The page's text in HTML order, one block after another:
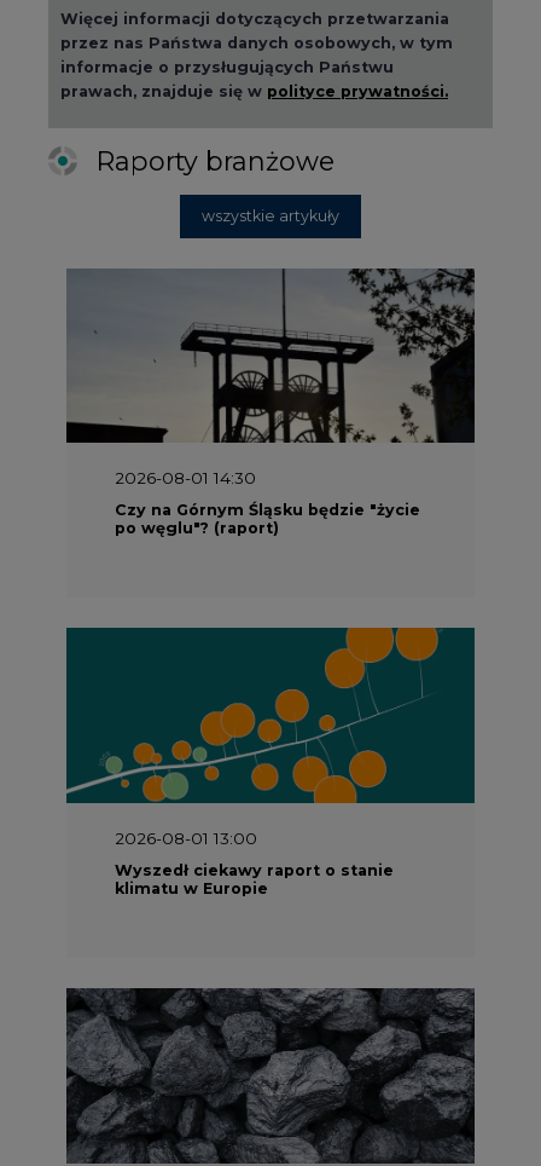
Więcej informacji dotyczących przetwarzania
przez nas Państwa danych osobowych, w tym
informacje o przysługujących Państwu
prawach, znajduje się w polityce prywatności.
Raporty branżowe
wszystkie artykuły
2026-08-01 14:30
Czy na Górnym Śląsku będzie "życie
po węglu"? (raport)
2026-08-01 13:00
Wyszedł ciekawy raport o stanie
klimatu w Europie